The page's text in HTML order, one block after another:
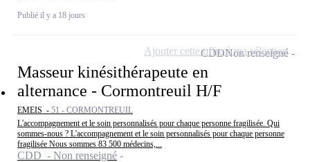
Publié il y a 18 jours
Masseur kinésithérapeute en
alternance - Cormontreuil H/F
EMEIS - 51 - CORMONTREUIL
L'accompagnement et le soin personnalisés pour chaque personne fragilisée. Qui
sommes-nous ? L'accompagnement et le soin personnalisés pour chaque personne
fragilisée Nous sommes 83 500 médecins,...
CDD - Non renseigné
CDDNon renseigné
Ajouter cette offre à ma sélection